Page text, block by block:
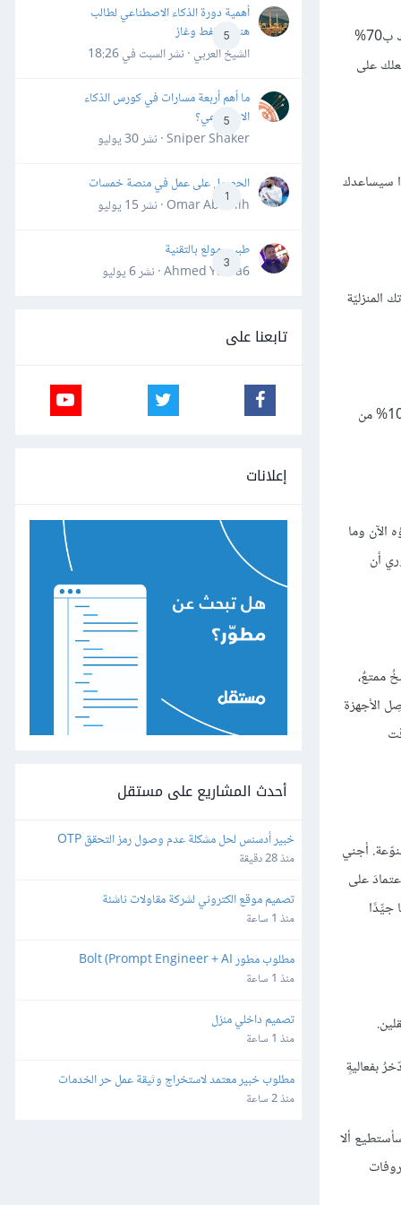
كونُكَ تعمل كمستقل لا يعني عدم تحديد راتبٍ شهريٍّ ثابتٍ لك. وإن كنت لا تعرف كيف تقدّره فاحسب متوسط عوائدك الماليّة في السنة الماضية وقدّر راتبك ب70%
المال وتجعلك على
سيساعدك
أحبُّ أن أدّخر 10% من راتبي للحالات الطارئة، كعدم مقدرتي على العمل لأشهر، أو عدم سير العمل على ما يرام، أو حتى الأزمات الاقتصاديّة العالميّة. ادّخار 10% من
الآن وما
أن
ممتعٌ،
الأجهزة
أجني
على
جيِّدًا
بفعاليةٍ
ألا
5
أهمية دورة الذكاء الاصطناعي لطالب
هندسة نفط وغاز
الشيخ العربي · نشرالسبت في 18:26
5
ما أهم أربعة مسارات في كورس الذكاء
الاصطناعي؟
Sniper Shaker · نشر
30 يوليو
1
الحصول على عمل في منصة خمسات
Omar Abdallh · نشر
15 يوليو
3
طبيب مولع بالتقنية
Ahmed Yahia6 · نشر
6 يوليو
تابعنا على
إعلانات
أحدث المشاريع على مستقل
خبير أدسنس لحل مشكلة عدم وصول رمز التحقق OTP
منذ 28 دقيقة
تصميم موقع الكتروني لشركة مقاولات ناشئة
منذ 1 ساعة
Developer)
منذ 1 ساعة
تصميم داخلي منزل
منذ 1 ساعة
الرقمية المتجر إلكتروني
منذ 2 ساعة